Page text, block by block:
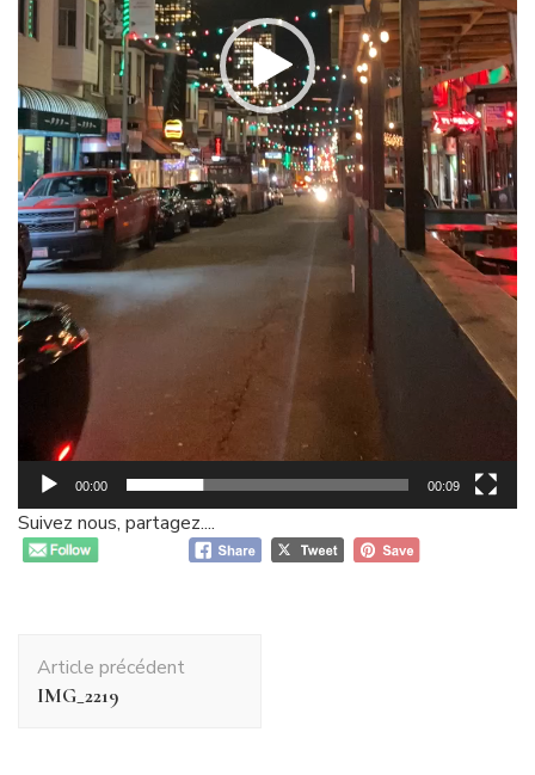
00:00 00:09
Suivez nous, partagez....
d'article
Article précédent
IMG_2219